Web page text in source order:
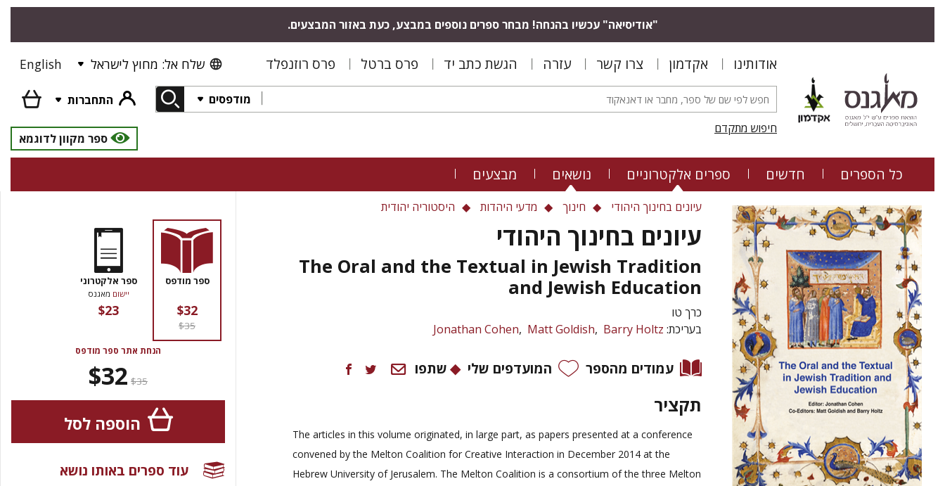
"אודיסיאה" עכשיו בהנחה! מבחר ספרים נוספים במבצע, כעת באזור המבצעים.
אודותינו אקדמון צרו קשר עזרה הגשת כתב יד פרס ברטל פרס רוזנפלד שלח אל: מחוץ לישראל English
מודפסים
התחברות
חיפוש מתקדם
ספר מקוון לדוגמא
כל הספרים חדשים ספרים אלקטרוניים נושאים מבצעים
עיונים בחינוך היהודי חינוך מדעי היהדות היסטוריה יהודית
עיונים בחינוך היהודי
The Oral and the Textual in Jewish Tradition
and Jewish Education
כרך טו
בעריכת:
Jonathan Cohen Matt Goldish Barry Holtz
עמודים מהספר המועדפים שלי שתפו
תקציר
The articles in this volume originated, in large part, as papers presented at a conference
convened by the Melton Coalition for Creative Interaction in December 2014 at the
Hebrew University of Jerusalem. The Melton Coalition is a consortium of the three Melton
ספר מודפס
$32
$35
ספר אלקטרוני
יישום מאגנס
$23
הנחת אתר ספר מודפס
$35
$32
הוספה לסל
עוד ספרים באותו נושא